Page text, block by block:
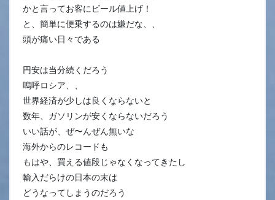
かと言ってお客にビール値上げ！
と、簡単に便乗するのは嫌だな、、
頭が痛い日々である
円安は当分続くだろう
嗚呼ロシア、、
世界経済が少しは良くならないと
数年、ガソリンが安くならないだろう
いい話が、ぜ〜んぜん無いな
海外からのレコードも
もはや、買える値段じゃなくなってきたし
輸入だらけの日本の末は
どうなってしまうのだろう